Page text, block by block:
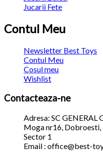
Jucarii Fete
Contul Meu
Newsletter Best Toys
Contul Meu
Cosul meu
Wishlist
Contacteaza-ne
Adresa: SC GENERAL
Moga nr16,
Sector 1
Email : office@best-